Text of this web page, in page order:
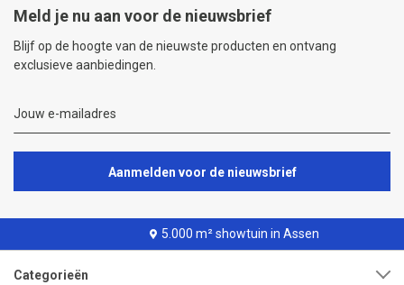
Meld je nu aan voor de nieuwsbrief
Blijf op de hoogte van de nieuwste producten en ontvang
exclusieve aanbiedingen.
Aanmelden voor de nieuwsbrief
5.000 m² showtuin in Assen
Categorieën